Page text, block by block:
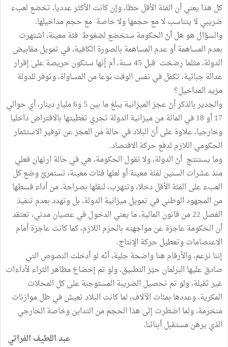
كل هذا يعني أن الفئة الأقل حظا، وإن كانت الأكثر عدديا، تخضع لعبء
ضريبي لا يتناسب لا مع حجمها ولا خاصة مع حجم مداخيلها.
والسؤال هو هل أنّ الحكومة ستخضع لضغوط فئة معينة، اشتهرت
بعدم المساهمة أو عدم المساهمة بالصورة الكافية، في تمويل مقابيض
الدولة، مثلما رضخت قبل 45 سنة، أم إّنها ستكون حريصة على إقرار
عدالة جبائية، تكفل في نفس الوقت نوعا من المساواة، وتوفر للدولة
مزيد المداخيل؟
والجدير بالذكر أنّ عجز الميزانية يبلغ ما بين 5 و6 مليار دينار، أي حوالي
17 أو 18 في المائة من ميزانية الدولة تجري تغطيتها بالاقتراض داخليا
وخارجيا، علاوة على أنّ البلاد في حالة من العجز عن توفير الاستثمار
الحكومي اللازم لدفع حركة الاقتصاد.
وما يستنتج أنّ الدولة، ولا نقول الحكومة، هي في حالة ارتهان فعلي
منذ عشرات السنين لفئة معينة أو لعلها فئات معينة، تستمرئ وضع كل
العبء على الفئة الأقل دخلا، وتتهرب، لنقلها بصراحة، من أداء قسطها
من المجهود الوطني في تمويل ميزانية الدولة، بل وتهدد بعدم تنفيذ
الفصل 22 من قانون المالية، ما يعني الدخول في عصيان مدني، تعتقد
أن الحكومة عاجزة عن مواجهته بالحزم اللازم، كما كانت عاجزة أمام
الاعتصامات وتعطيل حركة الإنتاج.
إننا نزعم، والأرقام هنا واضحة جلية، أنّه لو أدخلت النصوص التي
صادق عليها البرلمان حيّز التطبيق، ولو تم إخضاع مظاهر الثراء لأداءات
غير ثقيلة، ولو تم تحصيل الضريبة المستوجبة على كل المحلات
المكرية، وعددها بمئات الآلاف، لما كانت البلاد تعيش في ظل موازنات
منخرمة، ولما اضطرت إلى هذا الحجم من التداين وخاصة الخارجي
الذي يرهن مستقبل أبنائنا.
عبد اللطيف الفراتي